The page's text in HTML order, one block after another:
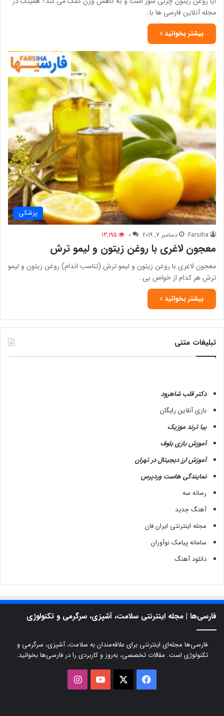
مجله آنلاین فارسی ها با…
بیشتر بخوانید »
پزشکی
Farsiha دسامبر 7, 2019 0
13,195
معجون لاغری با روغن زیتون و لیمو ترش
معجون لاغری با روغن زیتون و لیمو ترش (تناسب اندام) روغن زیتون و لیمو
ترش هر کدام از خواص بی…
بیشتر بخوانید »
تبلیغات متنی
دکتر قلب شاهرود
بازی آنلاین رایگان
بیا ترند موزیک
آموزش بازی بلوف
آموزش ارز دیجیتال در تهران
نمایندگی هاست وردپرس
رسانه سه
آهنگ جدید
مجله اینترنتی ایران فان
سامانه پیامک نوآوران
دانلود آهنگ
فارسی‌ها | مجله اینترنتی سلامت، آشپزی، سرگرمی و تکنولوژی
فارسی‌ها مجله‌ای اینترنتی برای علاقه‌مندان به سلامت، آشپزی، سرگرمی و
تکنولوژی است. مقالات تخصصی، به‌روز و کاربردی را در فارسی‌ها بخوانید.
فیسبوک یوتیوب